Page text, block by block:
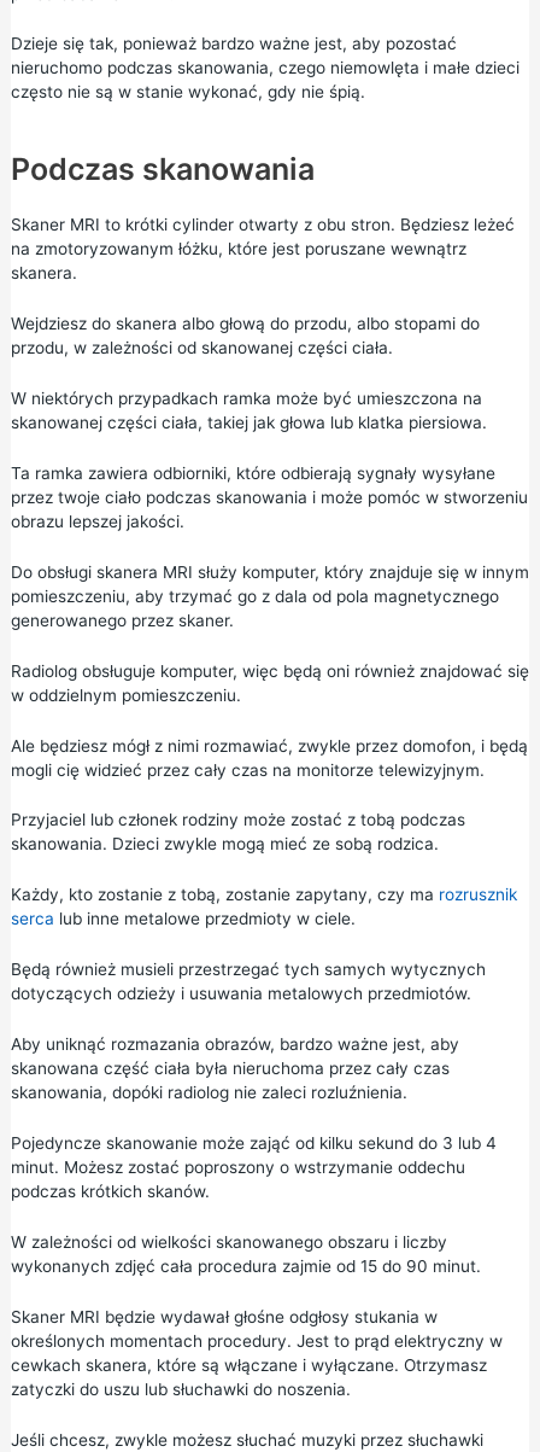
Dzieje się tak, ponieważ bardzo ważne jest, aby pozostać
nieruchomo podczas skanowania, czego niemowlęta i małe dzieci
często nie są w stanie wykonać, gdy nie śpią.
Podczas skanowania
Skaner MRI to krótki cylinder otwarty z obu stron. Będziesz leżeć
na zmotoryzowanym łóżku, które jest poruszane wewnątrz
skanera.
Wejdziesz do skanera albo głową do przodu, albo stopami do
przodu, w zależności od skanowanej części ciała.
W niektórych przypadkach ramka może być umieszczona na
skanowanej części ciała, takiej jak głowa lub klatka piersiowa.
Ta ramka zawiera odbiorniki, które odbierają sygnały wysyłane
przez twoje ciało podczas skanowania i może pomóc w stworzeniu
obrazu lepszej jakości.
Do obsługi skanera MRI służy komputer, który znajduje się w innym
pomieszczeniu, aby trzymać go z dala od pola magnetycznego
generowanego przez skaner.
Radiolog obsługuje komputer, więc będą oni również znajdować się
w oddzielnym pomieszczeniu.
Ale będziesz mógł z nimi rozmawiać, zwykle przez domofon, i będą
mogli cię widzieć przez cały czas na monitorze telewizyjnym.
Przyjaciel lub członek rodziny może zostać z tobą podczas
skanowania. Dzieci zwykle mogą mieć ze sobą rodzica.
Każdy, kto zostanie z tobą, zostanie zapytany, czy ma rozrusznik
serca lub inne metalowe przedmioty w ciele.
Będą również musieli przestrzegać tych samych wytycznych
dotyczących odzieży i usuwania metalowych przedmiotów.
Aby uniknąć rozmazania obrazów, bardzo ważne jest, aby
skanowana część ciała była nieruchoma przez cały czas
skanowania, dopóki radiolog nie zaleci rozluźnienia.
Pojedyncze skanowanie może zająć od kilku sekund do 3 lub 4
minut. Możesz zostać poproszony o wstrzymanie oddechu
podczas krótkich skanów.
W zależności od wielkości skanowanego obszaru i liczby
wykonanych zdjęć cała procedura zajmie od 15 do 90 minut.
Skaner MRI będzie wydawał głośne odgłosy stukania w
określonych momentach procedury. Jest to prąd elektryczny w
cewkach skanera, które są włączane i wyłączane. Otrzymasz
zatyczki do uszu lub słuchawki do noszenia.
Jeśli chcesz, zwykle możesz słuchać muzyki przez słuchawki